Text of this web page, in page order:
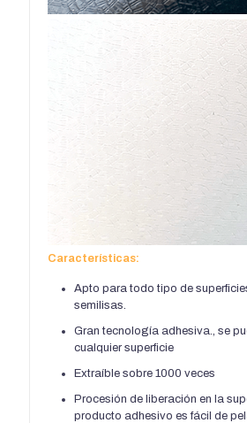
Características:
Apto para todo tipo de
semilisas.
Gran tecnología adhesiva., se
cualquier superficie
Extraíble sobre 1000 veces
Procesión de liberación en la
producto adhesivo es fácil de